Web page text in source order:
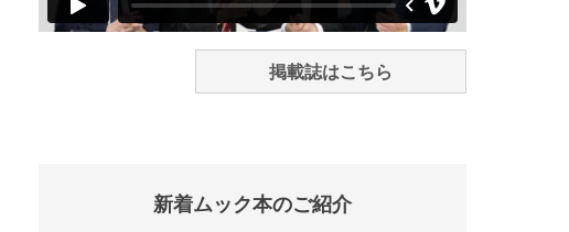
掲載誌はこちら
新着ムック本のご紹介